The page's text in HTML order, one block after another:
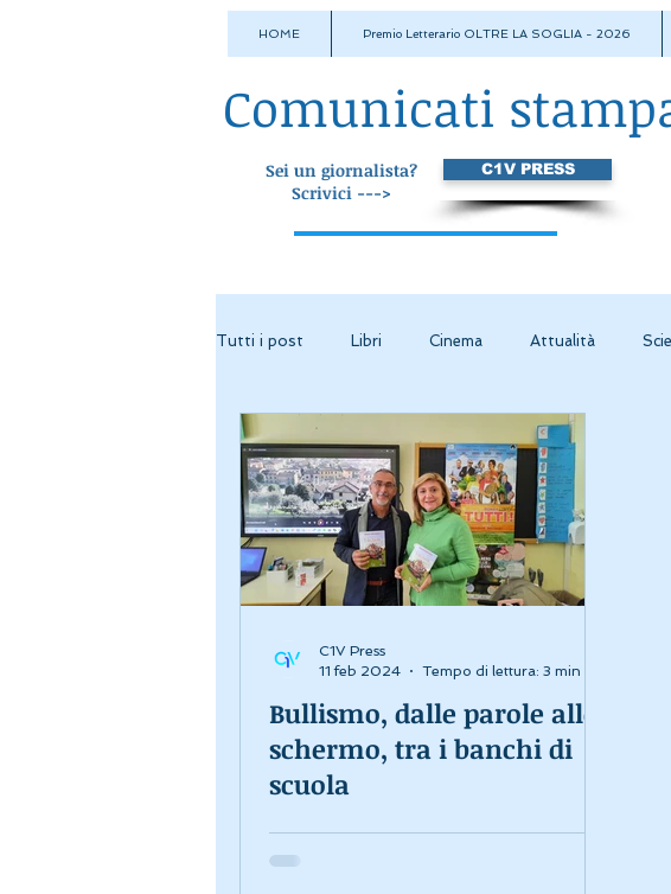
HOME Premio Letterario OLTRE LA SOGLIA - 2026
Comunicati
C1V PRESS
Sei un giornalista?
Scrivici --->
Tutti i post Libri Cinema Attualità
Bullismo, dalle parole allo
schermo, tra i banchi di
scuola
C1V Press
11 feb 2024
Tempo di lettura: 3 min